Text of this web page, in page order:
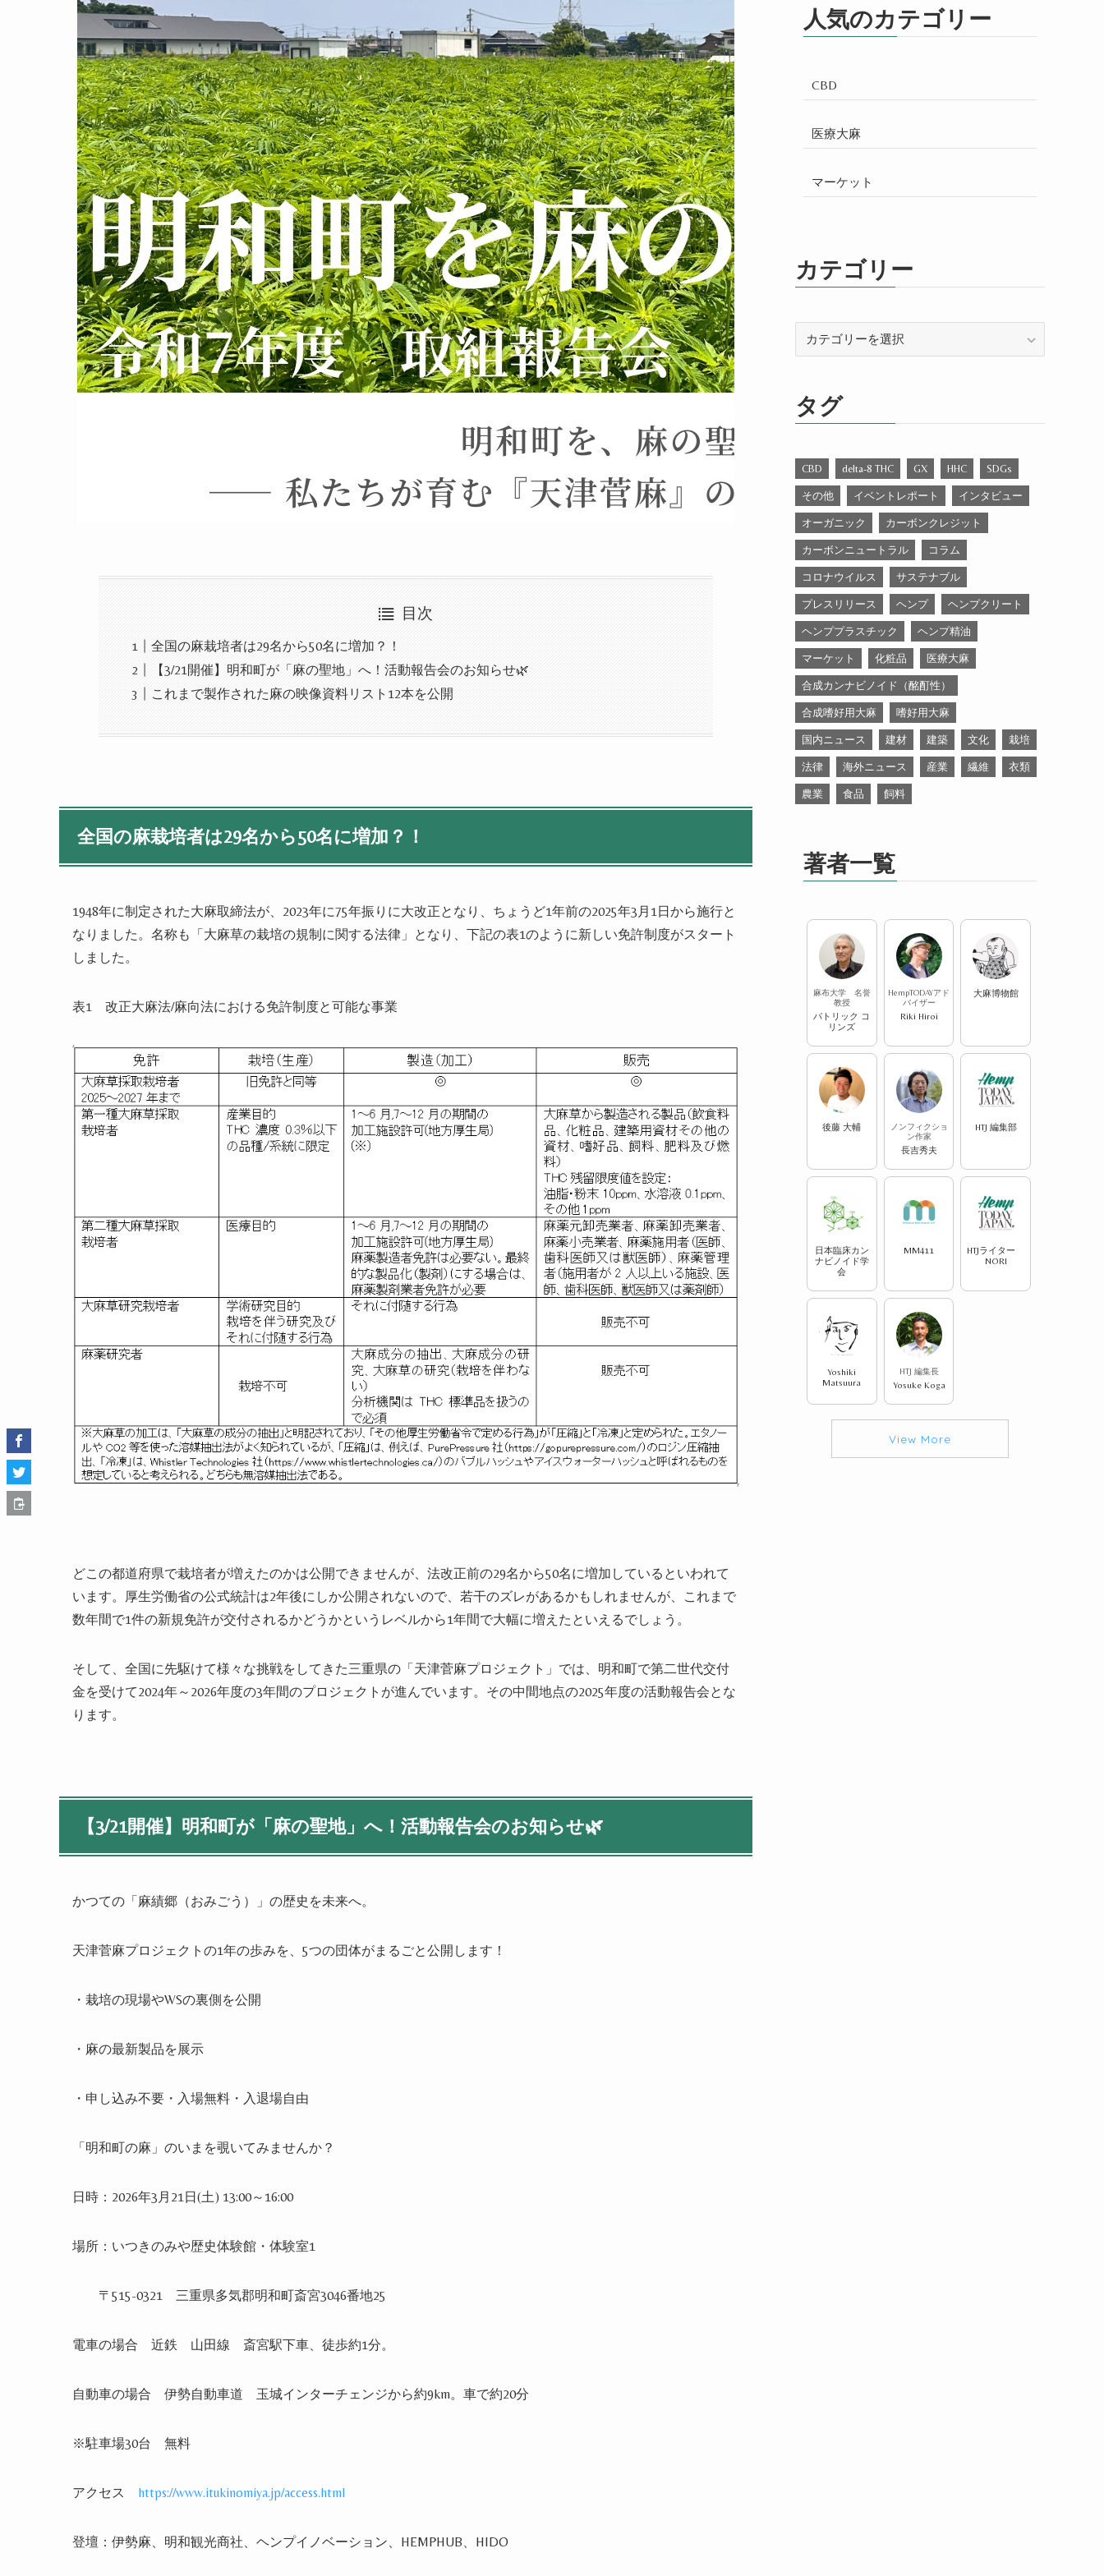
目次
全国の麻栽培者は29名から50名に増加？！
【3/21開催】明和町が「麻の聖地」へ！活動報告会のお知らせ🌿
これまで製作された麻の映像資料リスト12本を公開
全国の麻栽培者は29名から50名に増加？！
1948年に制定された大麻取締法が、 2023年に75年振りに大改正となり、ちょうど1年前の2025年3 月 1 日から施行と
なりました。名称も「大麻草の栽培の規制に関する法律」となり、下記の表1のように新しい免許制度がスタート
しました。
表1 改正大麻法/麻向法における免許制度と可能な事業
どこの都道府県で栽培者が増えたのかは公開できませんが、法改正前の29名から50名に増加しているといわれて
います。厚生労働省の公式統計は2年後にしか公開されないので、若干のズレがあるかもしれませんが、これまで
数年間で1件の新規免許が交付されるかどうかというレベルから1年間で大幅に増えたといえるでしょう。
そして、全国に先駆けて様々な挑戦をしてきた三重県の「天津菅麻プロジェクト」では、明和町で第二世代交付
金を受けて2024年～ 2026年度の3年間のプロジェクトが進んでいます。その中間地点の2025年度の活動報告会とな
ります。
【3/21開催】明和町が「麻の聖地」へ！活動報告会のお知らせ🌿
かつての「麻績郷（おみごう）」の歴史を未来へ。
天津菅麻プロジェクトの1年の歩みを、 5つの団体がまるごと公開します！
・栽培の現場やWSの裏側を公開
・麻の最新製品を展示
・申し込み不要・入場無料・入退場自由
「明和町の麻」のいまを覗いてみませんか？
日時： 2026年3 月 21 日(土) 13:00～ 16:00
場所：いつきのみや歴史体験館・体験室1
〒 515-0321 三重県多気郡明和町斎宮3046番地25
電車の場合 近鉄 山田線 斎宮駅下車、徒歩約1分。
自動車の場合 伊勢自動車道 玉城インターチェンジから約9km。車で約20分
※駐車場30台 無料
アクセス https://www.itukinomiya.jp/access.html
登壇：伊勢麻、明和観光商社、ヘンプイノベーション、 HEMPHUB HIDO
人気のカテゴリー
CBD
医療大麻
マーケット
カテゴリー
ー
タグ
CBD delta-8 THC GX HHC SDGs
その他 イベントレポート インタビュー
オーガニック カーボンクレジット
カーボンニュートラル コラム
コロナウイルス サステナブル
プレスリリース ヘンプ ヘンプクリート
ヘンププラスチック ヘンプ精油
マーケット 化粧品 医療大麻
合成カンナビノイド（酩酊性）
合成嗜好用大麻 嗜好用大麻
国内ニュース 建材 建築 文化 栽培
法律 海外ニュース 産業 繊維 衣類
農業 食品 飼料
著者一覧
麻布大学 名誉
教授
パトリック コ
リンズ
HempTODAYアド
バイザー
Riki Hiroi
大麻博物館
後藤 大輔
ノンフィクショ
ン作家
長吉秀夫
HTJ 編集部
日本臨床カン
ナビノイド学
会
MM411
HTJライター
NORI
Yoshiki
Matsuura
HTJ 編集長
Yosuke Koga
View More